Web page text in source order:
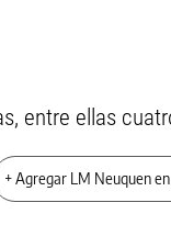
entre ellas
+ Agregar LM Neuquen en